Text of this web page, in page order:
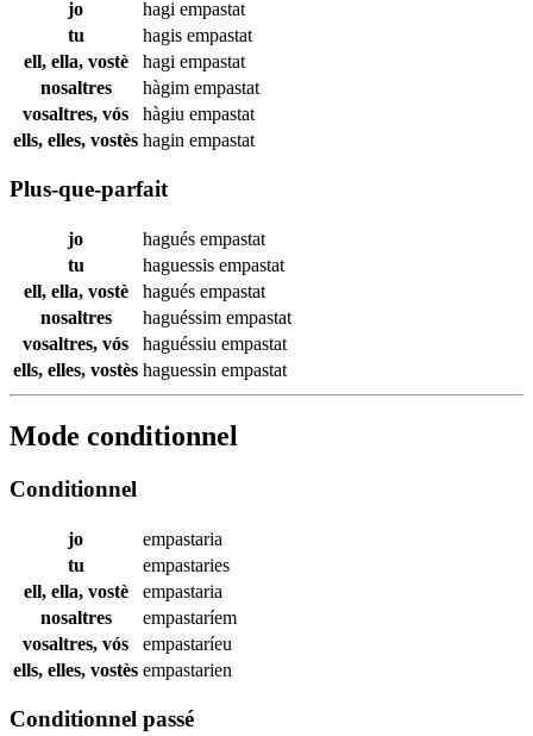
jo hagi empastat
tu
hagis empastat
ell, ella, vostè
hagi empastat
nosaltres
hàgim empastat
vosaltres, vós
hàgiu empastat
ells, elles, vostès hagin empastat
Plus-que-parfait
jo hagués empastat
tu
haguessis empastat
ell, ella, vostè
hagués empastat
nosaltres
haguéssim empastat
vosaltres, vós
haguéssiu empastat
ells, elles, vostès haguessin empastat
Mode conditionnel
Conditionnel
jo
empastaria
tu
empastaries
ell, ella, vostè
empastaria
nosaltres
empastaríem
vosaltres, vós
empastaríeu
ells, elles, vostès empastarien
Conditionnel passé